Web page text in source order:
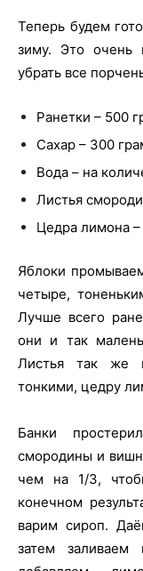
Теперь будем
зиму. Это очень
убрать все
Ранетки – 500
Сахар – 300
Вода – на
Листья
Цедра лимона –
Яблоки
четыре,
Лучше всего
они и так
Листья так же
тонкими, цедру
Банки
смородины и
чем на 1/3,
конечном
варим сироп.
затем